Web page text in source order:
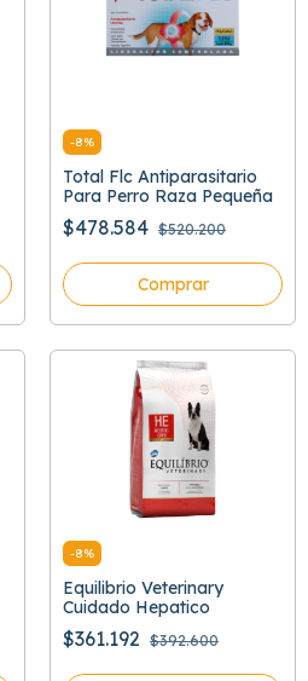
-8%
Total Flc Antiparasitario
Para Perro Raza Pequeña
$478.584 $520.200
Comprar
-8%
Equilibrio Veterinary
Cuidado Hepatico
$361.192 $392.600